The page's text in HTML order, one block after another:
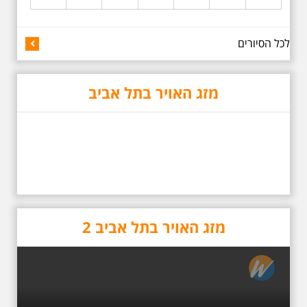
אריק איינשטיין סיור
מיוחד בעקבות חייו
ושיריוו - עטור מצחך זהב
שחור תחנות תל אביביות
ילדותו, דרך המקומות שהזכיר בשיריו.
מקום עליהם חלם והתגעגע. נתחיל
מבית הולדתו ברחוב גורדון. נשמע
אחדים משיריו של אריק איינשטיין
ונסיים את הסיור ליד קברו בבית
הקברות טרומפלדור. תוצרת הארץ
לכל הסיורים
מזג האויר בתל אביב
מזג האויר בתל אביב 2